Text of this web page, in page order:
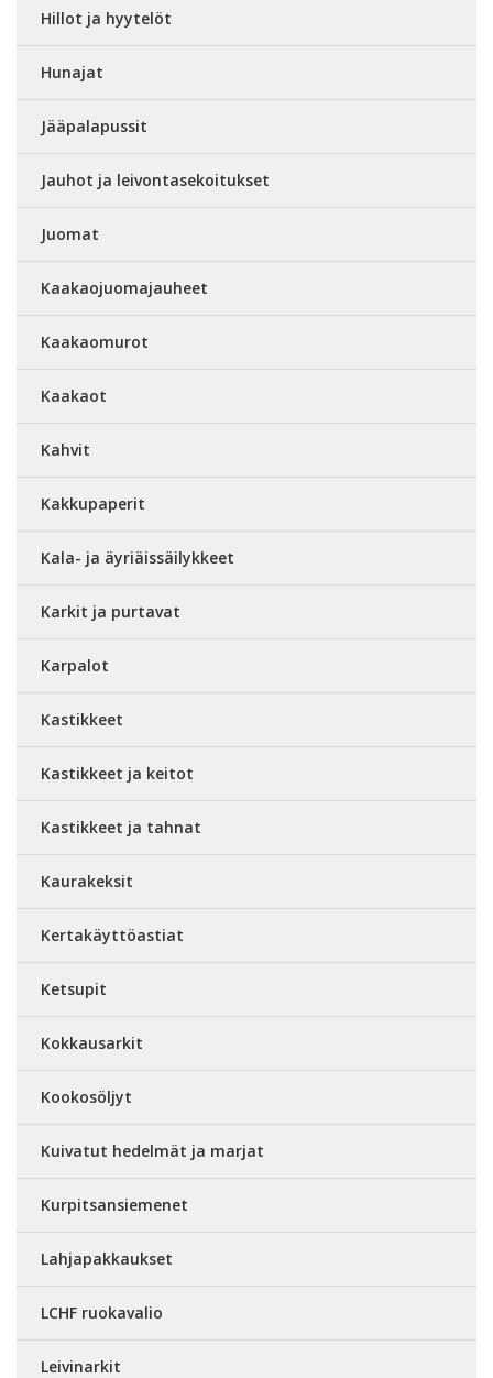
Hillot ja hyytelöt
Hunajat
Jääpalapussit
Jauhot ja leivontasekoitukset
Juomat
Kaakaojuomajauheet
Kaakaomurot
Kaakaot
Kahvit
Kakkupaperit
Kala- ja äyriäissäilykkeet
Karkit ja purtavat
Karpalot
Kastikkeet
Kastikkeet ja keitot
Kastikkeet ja tahnat
Kaurakeksit
Kertakäyttöastiat
Ketsupit
Kokkausarkit
Kookosöljyt
Kuivatut hedelmät ja marjat
Kurpitsansiemenet
Lahjapakkaukset
LCHF ruokavalio
Leivinarkit